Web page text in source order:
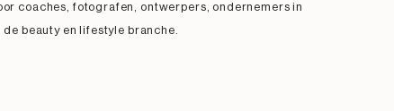
coaches, fotografen, ontwerpers, ondernemers in
de beauty en lifestyle branche.